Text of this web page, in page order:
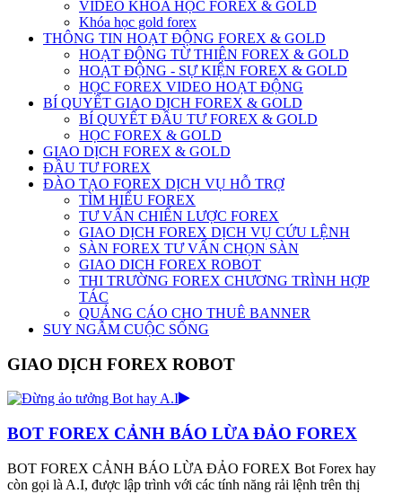
VIDEO KHÓA HỌC FOREX & GOLD
Khóa học gold forex
THÔNG TIN HOẠT ĐỘNG FOREX & GOLD
HOẠT ĐỘNG TỪ THIỆN FOREX & GOLD
HOẠT ĐỘNG - SỰ KIỆN FOREX & GOLD
HỌC FOREX VIDEO HOẠT ĐỘNG
BÍ QUYẾT GIAO DỊCH FOREX & GOLD
BÍ QUYẾT ĐẦU TƯ FOREX & GOLD
HỌC FOREX & GOLD
GIAO DỊCH FOREX & GOLD
ĐẦU TƯ FOREX
ĐÀO TẠO FOREX DỊCH VỤ HỖ TRỢ
TÌM HIỂU FOREX
TƯ VẤN CHIẾN LƯỢC FOREX
GIAO DỊCH FOREX DỊCH VỤ CỨU LỆNH
SÀN FOREX TƯ VẤN CHỌN SÀN
GIAO DICH FOREX ROBOT
THI TRƯỜNG FOREX CHƯƠNG TRÌNH HỢP
TÁC
QUẢNG CÁO CHO THUÊ BANNER
SUY NGẪM CUỘC SỐNG
GIAO DỊCH FOREX ROBOT
BOT FOREX CẢNH BÁO LỪA ĐẢO FOREX
BOT FOREX CẢNH BÁO LỪA ĐẢO FOREX Bot Forex hay
còn gọi là A.I, được lập trình với các tính năng rải lệnh trên thị